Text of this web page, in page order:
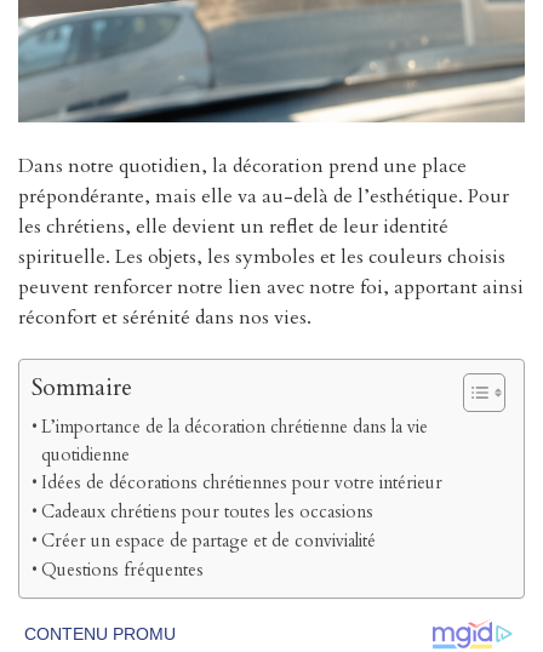
Dans notre quotidien, la décoration prend une place
prépondérante, mais elle va au-delà de l’esthétique. Pour
les chrétiens, elle devient un reflet de leur identité
spirituelle. Les objets, les symboles et les couleurs choisis
peuvent renforcer notre lien avec notre foi, apportant ainsi
réconfort et sérénité dans nos vies.
Sommaire
L’importance de la décoration chrétienne dans la vie
quotidienne
Idées de décorations chrétiennes pour votre intérieur
Cadeaux chrétiens pour toutes les occasions
Créer un espace de partage et de convivialité
Questions fréquentes